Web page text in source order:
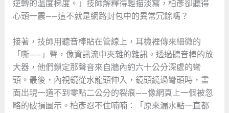
逆轉的溫度梯度。」技師解釋得輕描淡寫，柏彥卻聽得
心頭一震——這不就是網路封包中的異常冗餘嗎？
接著，技師用聽音棒貼在管線上，耳機裡傳來細微的
「嘶——」聲，像資訊流中夾雜的雜訊。透過聽音棒的放
大器，他們鎖定那聲音來自牆內約六十公分深處的彎
頭。最後，內視鏡從水龍頭伸入，鏡頭繞過彎頭時，畫
面出現一道不到零點二公分的裂痕——像網頁上一個被忽
略的破損圖示。柏彥忍不住喃喃：「原來漏水點一直都